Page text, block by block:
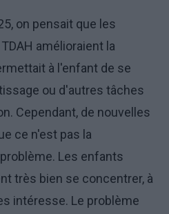
on pensait que les
amélioraient la
à l'enfant de se
ou d'autres tâches
Cependant, de nouvelles
ce n'est pas la
Les enfants
très bien se concentrer, à
intéresse. Le problème